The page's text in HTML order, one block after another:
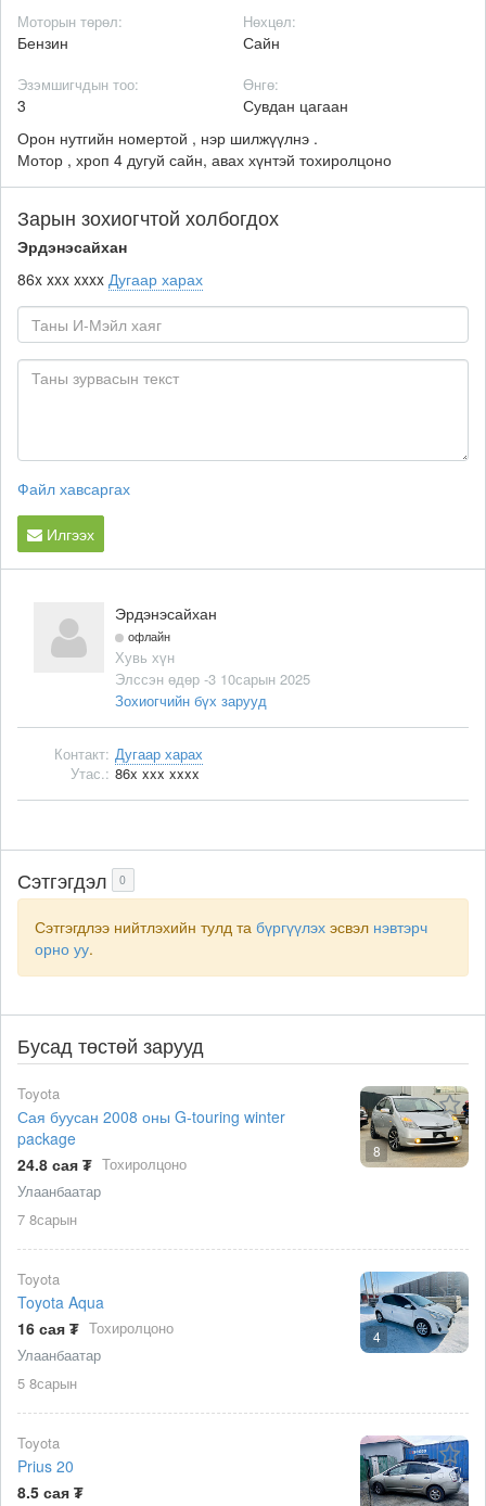
Моторын төрөл:
Бензин
Нөхцөл:
Сайн
Эзэмшигчдын тоо:
3
Өнгө:
Сувдан цагаан
Орон нутгийн номертой , нэр шилжүүлнэ .
Мотор , хроп 4 дугуй сайн, авах хүнтэй тохиролцоно
Зарын зохиогчтой холбогдох
Эрдэнэсайхан
86x xxx xxxx Дугаар харах
Файл хавсаргах
Илгээх
Эрдэнэсайхан
офлайн
Хувь хүн
Элссэн өдөр -3 10сарын 2025
Зохиогчийн бүх зарууд
Контакт: Дугаар харах
Утас.: 86x xxx xxxx
Сэтгэгдэл 0
Сэтгэгдлээ нийтлэхийн тулд та бүргүүлэх эсвэл нэвтэрч
орно уу.
Бусад төстөй зарууд
8
Toyota
Сая буусан 2008 оны G-touring winter
package
24.8 сая ₮ Тохиролцоно
Улаанбаатар
7 8сарын
4
Toyota
Toyota Aqua
16 сая ₮ Тохиролцоно
Улаанбаатар
5 8сарын
Toyota
Prius 20
8.5 сая ₮